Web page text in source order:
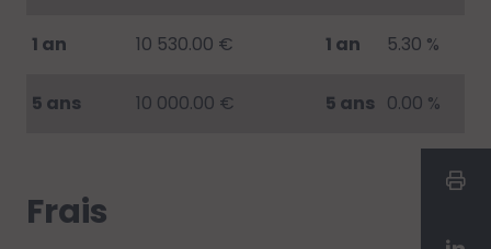
1 an 10 530.00 € 1 an 5.30 %
5 ans 10 000.00 € 5 ans 0.00 %
Frais